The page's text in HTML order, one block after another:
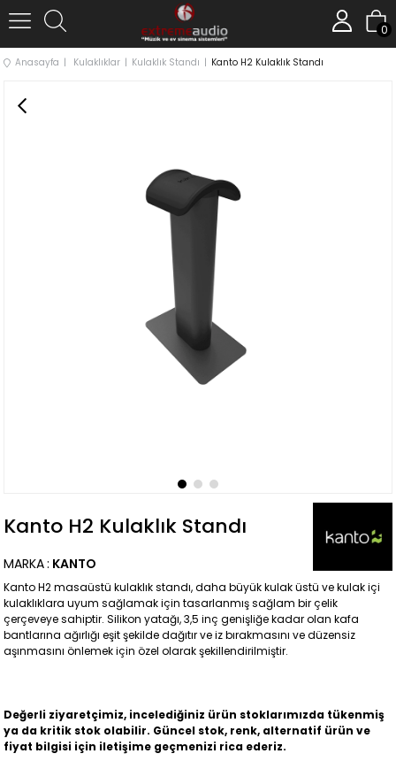
0
Anasayfa Kulaklıklar Kulaklık Standı Kanto H2 Kulaklık Standı
Kanto H2 Kulaklık Standı
MARKA: KANTO
Kanto H2 masaüstü kulaklık standı, daha büyük kulak üstü ve kulak içi
kulaklıklara uyum sağlamak için tasarlanmış sağlam bir çelik
çerçeveye sahiptir. Silikon yatağı, 3,5 inç genişliğe kadar olan kafa
bantlarına ağırlığı eşit şekilde dağıtır ve iz bırakmasını ve düzensiz
aşınmasını önlemek için özel olarak şekillendirilmiştir.
Değerli ziyaretçimiz, incelediğiniz ürün stoklarımızda tükenmiş
ya da kritik stok olabilir. Güncel stok, renk, alternatif ürün ve
fiyat bilgisi için iletişime geçmenizi rica ederiz.